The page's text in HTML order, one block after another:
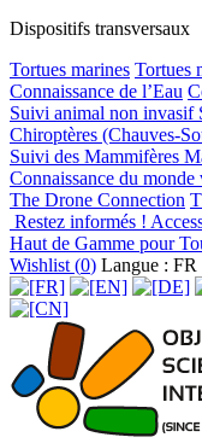
Dispositifs transversaux
Tortues marines Tortues
Connaissance de l’Eau
Suivi animal non invasif
Chiroptères (Chauves-
Suivi des Mammifères
Connaissance du monde
The Drone Connection
Restez informés !
Haut de Gamme pour
Wishlist (0) Langue : FR